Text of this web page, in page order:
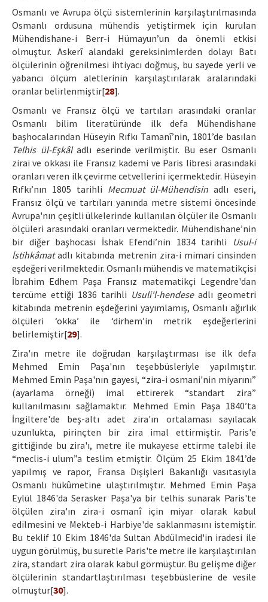
Osmanlı ve Avrupa ölçü sistemlerinin karşılaştırılmasında
Osmanlı ordusuna mühendis yetiştirmek için kurulan
Mühendishane-i Berr-i Hümayun’un da önemli etkisi
olmuştur. Askerî alandaki gereksinimlerden dolayı Batı
ölçülerinin öğrenilmesi ihtiyacı doğmuş, bu sayede yerli ve
yabancı ölçüm aletlerinin karşılaştırılarak aralarındaki
oranlar belirlenmiştir[28].
Osmanlı ve Fransız ölçü ve tartıları arasındaki oranlar
Osmanlı bilim literatüründe ilk defa Mühendishane
başhocalarından Hüseyin Rıfkı Tamanî’nin, 1801’de basılan
Telhis ül-Eşkâladlı eserinde verilmiştir. Bu eser Osmanlı
zirai ve okkası ile Fransız kademi ve Paris libresi arasındaki
oranları veren ilk çevirme cetvellerini içermektedir. Hüseyin
Rıfkı’nın 1805 tarihli Mecmuat ül-Mühendisin adlı eseri,
Fransız ölçü ve tartıları yanında metre sistemi öncesinde
Avrupa'nın çeşitli ülkelerinde kullanılan ölçüler ile Osmanlı
ölçüleri arasındaki oranları vermektedir. Mühendishane’nin
bir diğer başhocası İshak Efendi’nin 1834 tarihli Usul-i
İstihkâmatadlı kitabında metrenin zira-i mimari cinsinden
eşdeğeri verilmektedir. Osmanlı mühendis ve matematikçisi
İbrahim Edhem Paşa Fransız matematikçi Legendre'dan
tercüme ettiği 1836 tarihli Usuli'l-hendeseadlı geometri
kitabında metrenin eşdeğerini yayımlamış, Osmanlı ağırlık
ölçüleri ‘okka’ ile ‘dirhem’in metrik eşdeğerlerini
belirlemiştir[29].
Zira'ın metre ile doğrudan karşılaştırması ise ilk defa
Mehmed Emin Paşa'nın teşebbüsleriyle yapılmıştır.
Mehmed Emin Paşa'nın gayesi, “zira-i osmani'nin miyarını”
(ayarlama örneği) imal ettirerek “standart zira”
kullanılmasını sağlamaktır. Mehmed Emin Paşa 1840’ta
İngiltere'de beş-altı adet zira'ın ortalaması sayılacak
uzunlukta, pirinçten bir zira imal ettirmiştir. Paris'e
gittiğinde bu zira'ı, metre ile mukayese ettirme talebi ile
“meclis-i ulum”a teslim etmiştir. Ölçüm 25 Ekim 1841’de
yapılmış ve rapor, Fransa Dışişleri Bakanlığı vasıtasıyla
Osmanlı hükûmetine ulaştırılmıştır. Mehmed Emin Paşa
Eylül 1846'da Serasker Paşa'ya bir telhis sunarak Paris'te
ölçülen zira'ın zira-i osmanî için miyar olarak kabul
edilmesini ve Mekteb-i Harbiye'de saklanmasını istemiştir.
Bu teklif 10 Ekim 1846'da Sultan Abdülmecid'in iradesi ile
uygun görülmüş, bu suretle Paris'te metre ile karşılaştırılan
zira, standart zira olarak kabul görmüştür. Bu gelişme diğer
ölçülerinin standartlaştırılması teşebbüslerine de vesile
olmuştur[30].